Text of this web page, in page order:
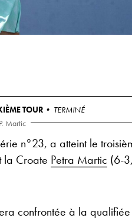
TOUR • TERMINÉ
P. Martic
n°23, a atteint le
la Croate Petra Martic (6-
confrontée à la